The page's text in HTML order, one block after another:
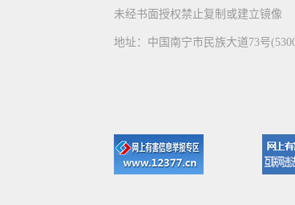
未经书面授权禁止复制或建立镜像
地址：中国南宁市民族大道73号